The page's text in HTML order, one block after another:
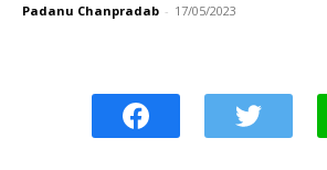
Padanu Chanpradab - 17/05/2023